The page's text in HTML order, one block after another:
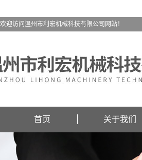
欢迎访问温州市利宏机械科技有限公司网站！
首页 关于我们